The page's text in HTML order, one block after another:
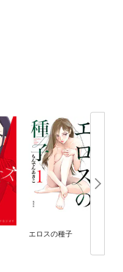
エロスの種子